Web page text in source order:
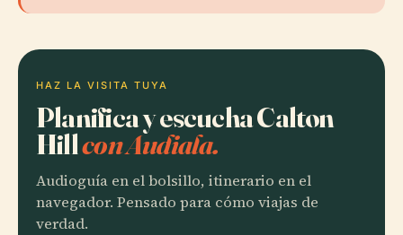
HAZ LA VISITA TUYA
Planifica y escucha Calton
Hillcon Audiala.
Audioguía en el bolsillo, itinerario en el
navegador. Pensado para cómo viajas de
verdad.